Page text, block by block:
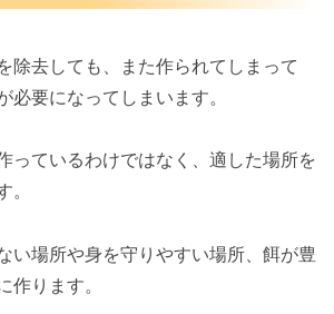
除去しても、また作られてしまって
必要になってしまいます。
っているわけではなく、適した場所を
い場所や身を守りやすい場所、餌が豊
作ります。